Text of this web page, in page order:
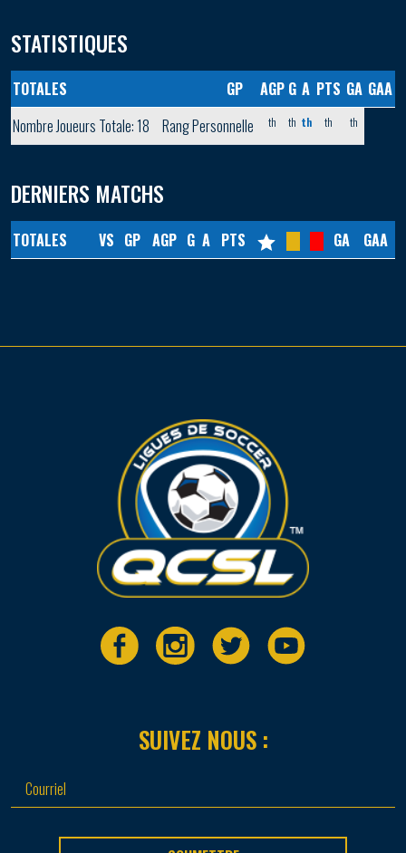
STATISTIQUES
TOTALES GP AGP G A PTS GA GAA
Nombre Joueurs Totale: 18
Rang Personnelle th th th th th
DERNIERS MATCHS
TOTALES VS GP AGP G A PTS GA GAA
SUIVEZ NOUS :